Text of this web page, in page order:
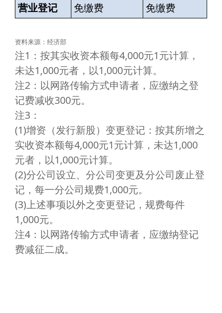
营业登记 免缴费 免缴费
资料来源：经济部
注1：按其实收资本额每4,000元1元计算，
未达1,000元者，以1,000元计算。
注2：以网路传输方式申请者，应缴纳之登
记费减收300元。
注3：
(1)增资（发行新股）变更登记：按其所增之
实收资本额每4,000元1元计算，未达1,000
元者，以1,000元计算。
(2)分公司设立、分公司变更及分公司废止登
记，每一分公司规费1,000元。
(3)上述事项以外之变更登记，规费每件
1,000元。
注4：以网路传输方式申请者，应缴纳登记
费减征二成。